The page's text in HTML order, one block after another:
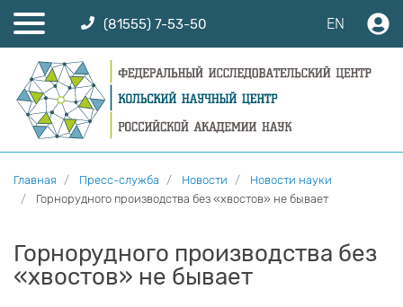
(81555) 7-53-50 EN
Главная Пресс-служба Новости
Новости науки
Горнорудного производства без «хвостов» не бывает
Горнорудного производства без
«хвостов» не бывает